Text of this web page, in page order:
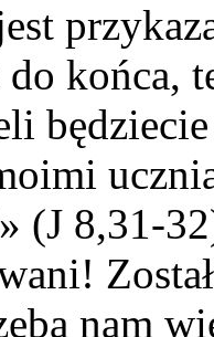
końca,
(J 8,31-
nam